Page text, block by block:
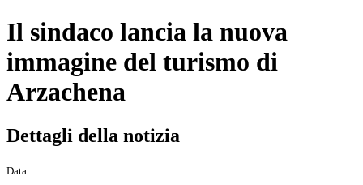
Il sindaco lancia la nuova
immagine del turismo di
Arzachena
Dettagli della notizia
Data: